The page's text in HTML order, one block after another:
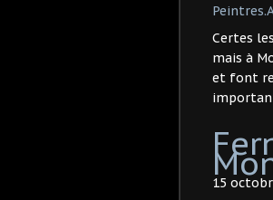
Certes
mais à
et font
15